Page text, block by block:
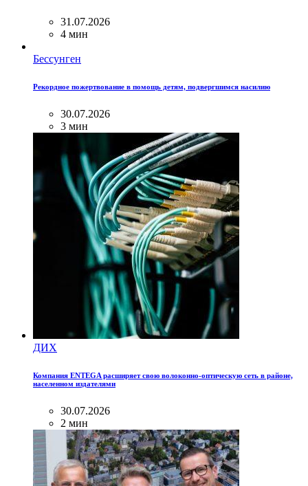
31.07.2026
4 мин
Бессунген
Рекордное пожертвование в помощь детям, подвергшимся насилию
30.07.2026
3 мин
ДИХ
Компания ENTEGA расширяет свою волоконно-оптическую сеть в районе,
населенном издателями
30.07.2026
2 мин